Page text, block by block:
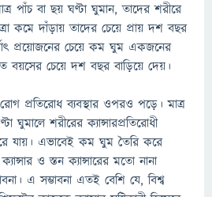
পাঁচ বা ছয় ঘণ্টা ঘুমান, তাদের শরীরে
কমে দাঁড়ায় তাদের চেয়ে প্রায় দশ বছর
প্রয়োজনের চেয়ে কম ঘুম একজনের
বয়সের চেয়ে দশ বছর বাড়িয়ে দেয়।
প্রতিরোধ ব্যবস্থার ওপরও পড়ে। মাত্র
ঘুমালে শরীরের ক্যান্সারপ্রতিরোধী
যায়। এভাবেই কম ঘুম তৈরি করে
ও স্তন ক্যান্সারের মতো নানা
এ সম্ভাবনা এতই বেশি যে, বিশ্ব